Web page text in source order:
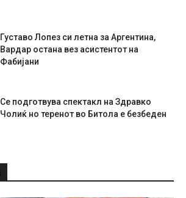
Густаво Лопез си летна за Аргентина,
Вардар остана вез асистентот на
Фабијани
Се подготвува спектакл на Здравко
Чолиќ но теренот во Битола е безбеден